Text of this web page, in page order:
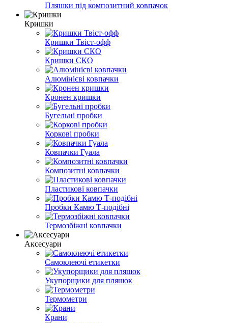
Пляшки під композитний ковпачок
Кришки
Кришки Твіст-офф
Кришки СКО
Алюмінієві ковпачки
Кронен кришки
Бугельні пробки
Коркові пробки
Ковпачки Гуала
Композитні ковпачки
Пластикові ковпачки
Пробки Камю Т-подібні
Термозбіжні ковпачки
Аксесуари
Самоклеючі етикетки
Укупорщики для пляшок
Термометри
Крани